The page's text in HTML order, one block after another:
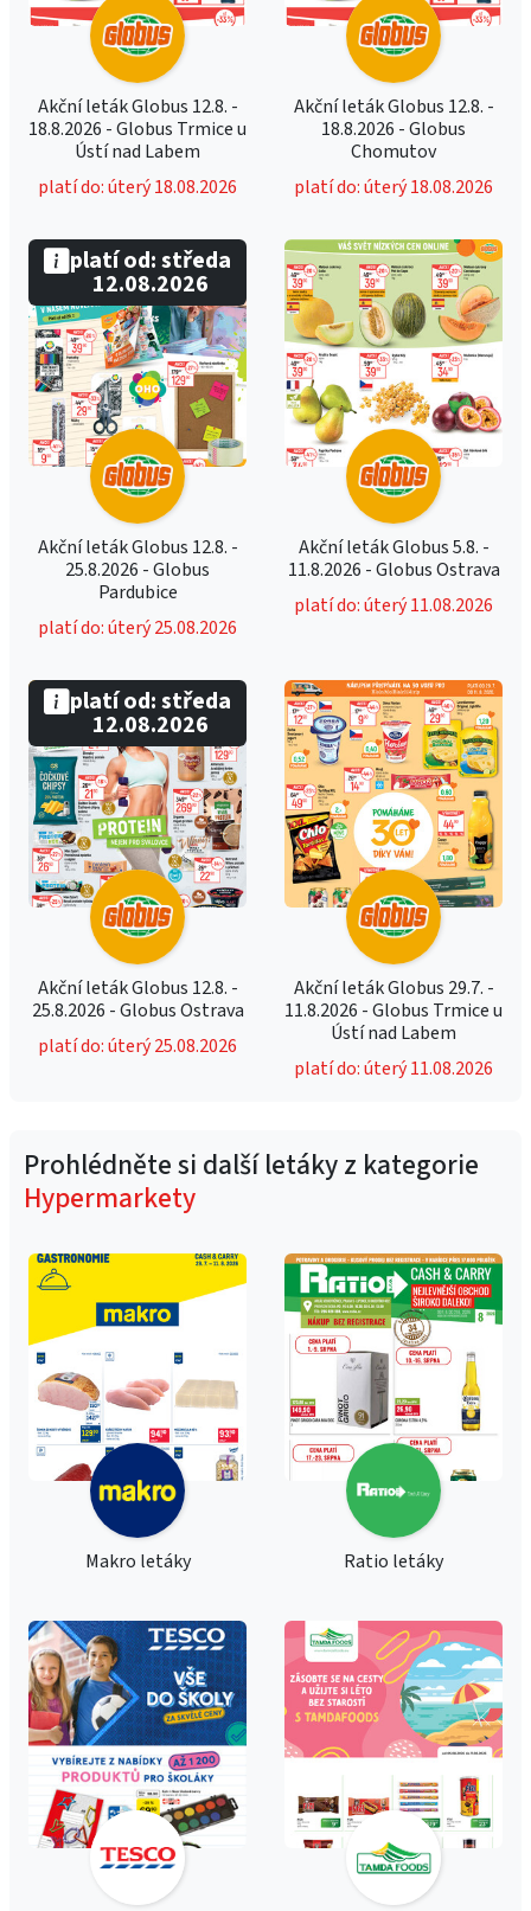
Akční leták Globus 12.8. -
18.8.2026 - Globus Trmice u
Ústí nad Labem
platí do: úterý 18.08.2026
Akční leták Globus 12.8. -
18.8.2026 - Globus
Chomutov
platí do: úterý 18.08.2026
Akční leták Globus 12.8. -
25.8.2026 - Globus
Pardubice
platí do: úterý 25.08.2026
platí od: středa
12.08.2026
Akční leták Globus 5.8. -
11.8.2026 - Globus Ostrava
platí do: úterý 11.08.2026
Akční leták Globus 12.8. -
25.8.2026 - Globus Ostrava
platí do: úterý 25.08.2026
platí od: středa
12.08.2026
Akční leták Globus 29.7. -
11.8.2026 - Globus Trmice u
Ústí nad Labem
platí do: úterý 11.08.2026
Prohlédněte si další letáky z kategorie
Hypermarkety
Makro letáky Ratio letáky